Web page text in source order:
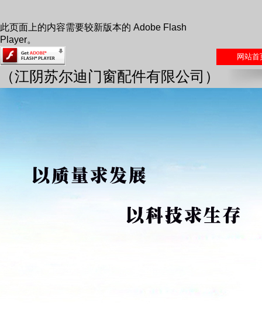
（江阴苏尔迪门窗配件有限公司）
此页面上的内容需要较新版本的 Adobe Flash
Player。
网站首